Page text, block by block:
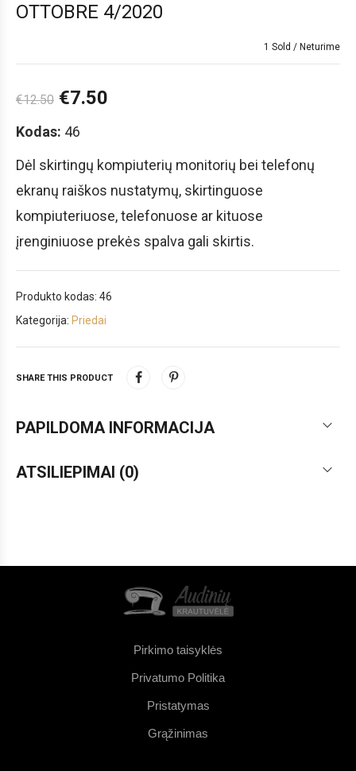
OTTOBRE 4/2020
1 Sold Neturime
€12.50 €7.50
Kodas: 46
Dėl skirtingų kompiuterių monitorių bei telefonų
ekranų raiškos nustatymų, skirtinguose
kompiuteriuose, telefonuose ar kituose
įrenginiuose prekės spalva gali skirtis.
Produkto kodas: 46
Kategorija: Priedai
SHARE THIS PRODUCT
PAPILDOMA INFORMACIJA
ATSILIEPIMAI (0)
Pirkimo taisyklės
Privatumo Politika
Pristatymas
Grąžinimas